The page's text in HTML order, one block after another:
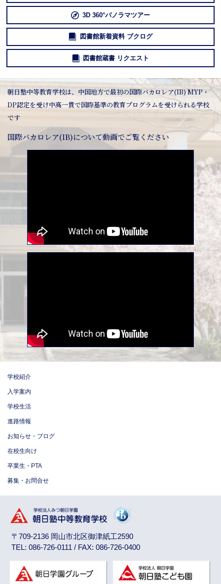
3D 360°パノラマツアー
図書館新着資料 ブクログ
図書館蔵書 リクエスト
朝日塾中等教育学校は、中国地方で最初の国際バカロレア(IB) MYP・
DP認定を受け中高一貫で国際基準の教育プログラムを受けられる学校
です
国際バカロレア(IB)について動画でご覧ください
学校紹介
入学案内
学校生活
進路情報
お知らせ・ブログ
在校生向け
卒業生・PTA
募集・お問合せ
〒709-2136 岡山市北区御津紙工2590
TEL: 086-726-0111 / FAX: 086-726-0400